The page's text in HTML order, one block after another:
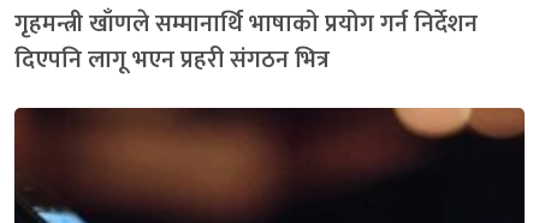
गृहमन्त्री खाँणले सम्मानार्थि भाषाको प्रयोग गर्न निर्देशन
दिएपनि लागू भएन प्रहरी संगठन भित्र